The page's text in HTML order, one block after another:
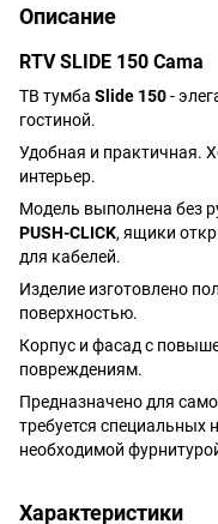
Описание
RTV SLIDE 150 Cama
ТВ тумба Slide 150-
гостиной.
Удобная и практичная.
интерьер.
Модель выполнена без
PUSH-CLICK, ящики
для кабелей.
Изделие изготовлено
поверхностью.
Корпус и фасад с
повреждениям.
Предназначено для
требуется специальных
необходимой
Характеристики